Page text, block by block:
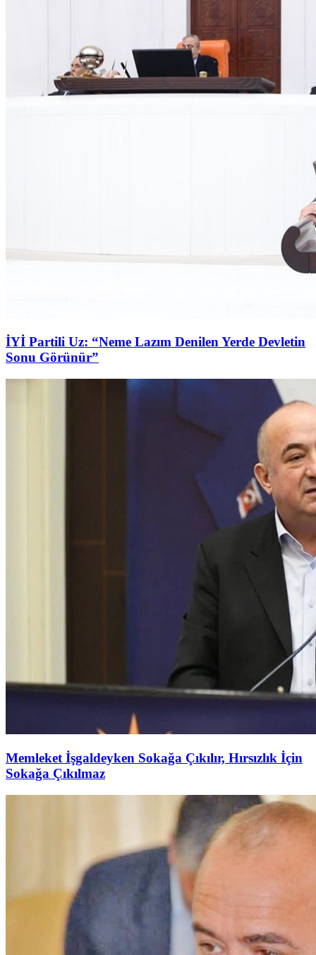
İYİ Partili Uz: “Neme Lazım Denilen Yerde Devletin
Sonu Görünür”
Memleket İşgaldeyken Sokağa Çıkılır, Hırsızlık İçin
Sokağa Çıkılmaz